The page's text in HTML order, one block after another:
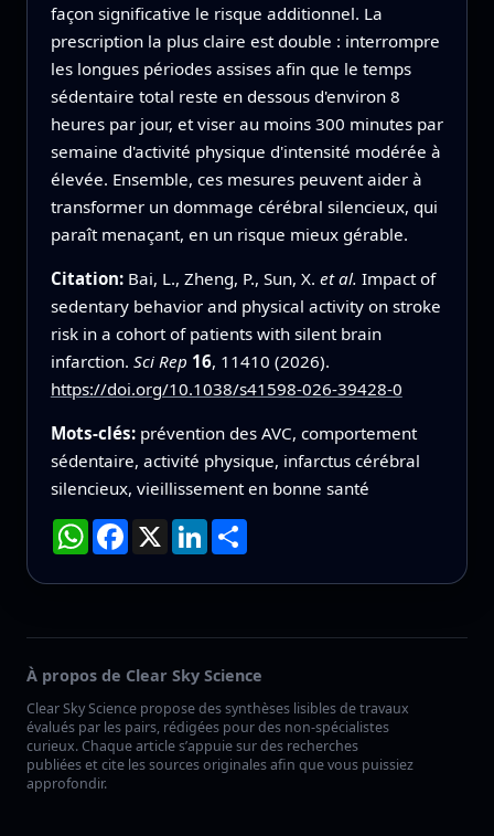
façon significative le risque additionnel. La
prescription la plus claire est double : interrompre
les longues périodes assises afin que le temps
sédentaire total reste en dessous d'environ 8
heures par jour, et viser au moins 300 minutes par
semaine d'activité physique d'intensité modérée à
élevée. Ensemble, ces mesures peuvent aider à
transformer un dommage cérébral silencieux, qui
paraît menaçant, en un risque mieux gérable.
Citation: Bai, L., Zheng, P., Sun, X. et al. Impact of
sedentary behavior and physical activity on stroke
risk in a cohort of patients with silent brain
infarction. Sci Rep 16, 11410 (2026).
https://doi.org/10.1038/s41598-026-39428-0
Mots-clés: prévention des AVC, comportement
sédentaire, activité physique, infarctus cérébral
silencieux, vieillissement en bonne santé
WhatsApp
Facebook
X LinkedInPartager
À propos de Clear Sky Science
Clear Sky Science propose des synthèses lisibles de travaux
évalués par les pairs, rédigées pour des non-spécialistes
curieux. Chaque article s’appuie sur des recherches
publiées et cite les sources originales afin que vous puissiez
approfondir.